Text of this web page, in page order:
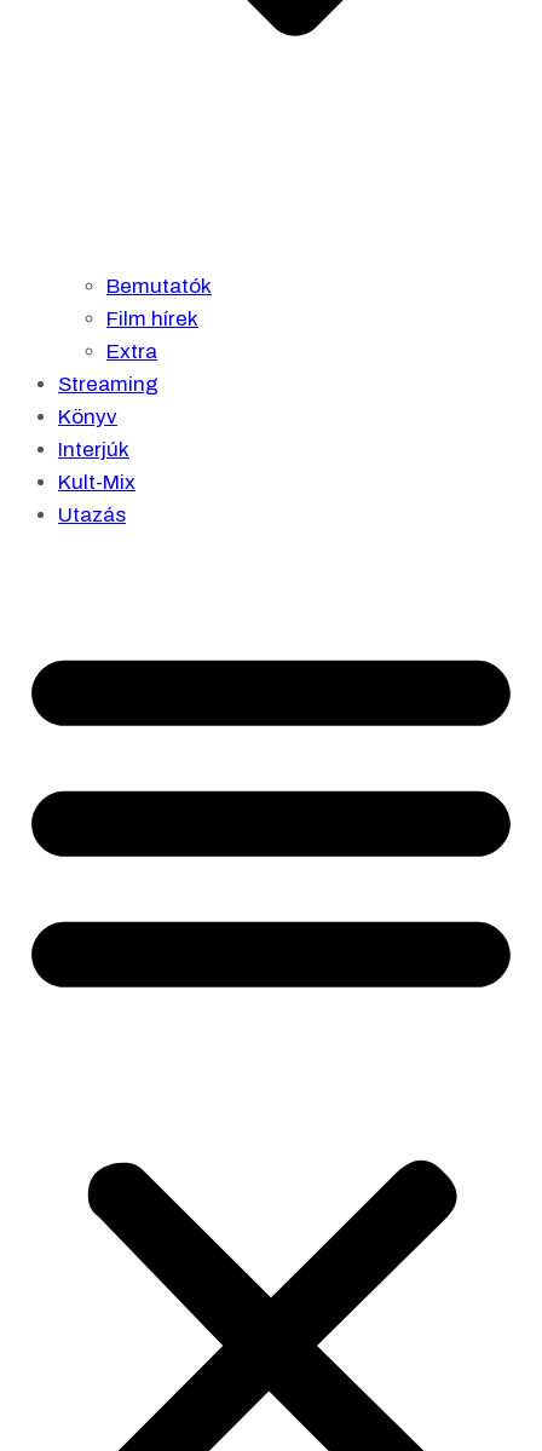
Bemutatók
Film hírek
Extra
Streaming
Könyv
Interjúk
Kult-Mix
Utazás